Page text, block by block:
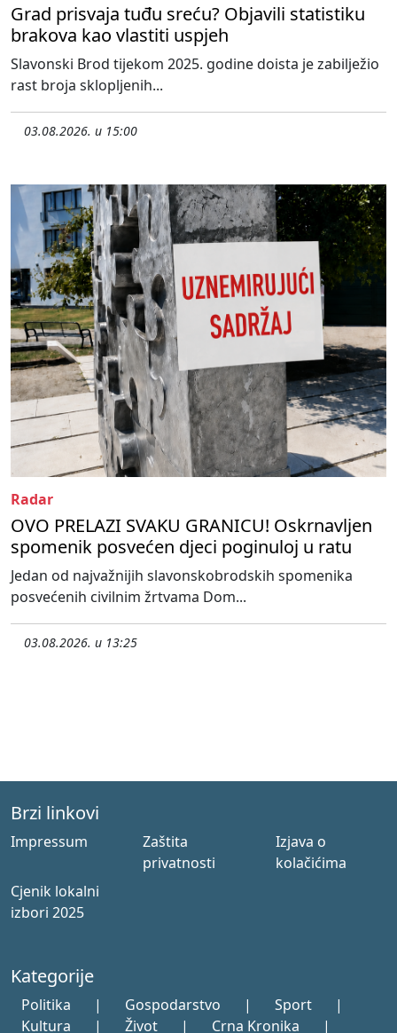
Grad prisvaja tuđu sreću? Objavili statistiku
brakova kao vlastiti uspjeh
Slavonski Brod tijekom 2025. godine doista je zabilježio
rast broja sklopljenih...
03.08.2026. u 15:00
Radar
OVO PRELAZI SVAKU GRANICU! Oskrnavljen
spomenik posvećen djeci poginuloj u ratu
Jedan od najvažnijih slavonskobrodskih spomenika
posvećenih civilnim žrtvama Dom...
03.08.2026. u 13:25
Brzi linkovi
Impressum
Zaštita
privatnosti
Izjava o
kolačićima
Cjenik lokalni
izbori 2025
Kategorije
Politika | Gospodarstvo | Sport
|
Kultura
| Život | Crna Kronika |